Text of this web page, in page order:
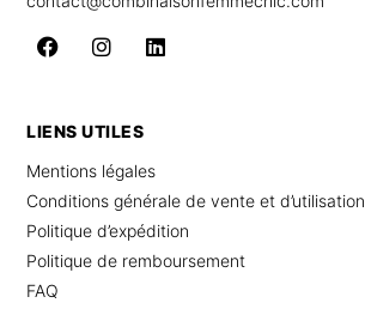
LIENS UTILES
Mentions légales
Conditions générale de vente et d’utilisation
Politique d’expédition
Politique de remboursement
FAQ